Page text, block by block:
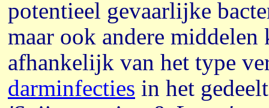
potentieel gevaarlijke
maar ook andere
afhankelijk van het type
darminfecties in het